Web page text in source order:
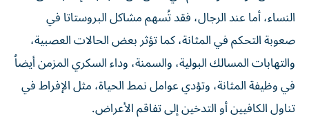
النساء، أما عند الرجال، فقد تُسهم مشاكل البروستاتا في
صعوبة التحكم في المثانة، كما تؤثر بعض الحالات العصبية،
والتهابات المسالك البولية، والسمنة، وداء السكري المزمن أيضاُ
في وظيفة المثانة، وتؤدي عوامل نمط الحياة، مثل الإفراط في
تناول الكافيين أو التدخين إلى تفاقم الأعراض.